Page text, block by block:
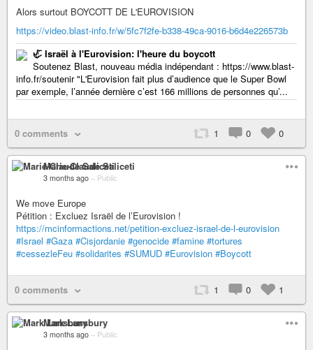
Alors surtout BOYCOTT DE L'EUROVISION
https://video.blast-info.fr/w/5fc7f2fe-b338-49ca-9016-b6d4e226573b
🦏 Israël à l'Eurovision: l'heure du boycott
Soutenez Blast, nouveau média indépendant : https://www.blast-
info.fr/soutenir "L'Eurovision fait plus d’audience que le Super Bowl
par exemple, l’année dernière c’est 166 millions de personnes qu’...
0 comments 1 0 0
Marie-Claude Saliceti
3 months ago – Public
We move Europe
Pétition : Excluez Israël de l’Eurovision !
https://mcinformactions.net/petition-excluez-israel-de-l-eurovision
#Israel #Gaza #Cisjordanie #genocide #famine #tortures
#cessezleFeu #solidarites #SUMUD #Eurovision #Boycott
0 comments 1 0 1
Mark Lansbury
3 months ago – Public